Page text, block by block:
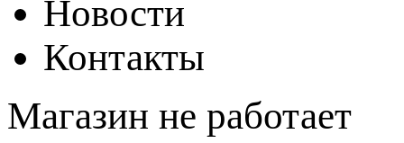
Новости
Контакты
Магазин не работает